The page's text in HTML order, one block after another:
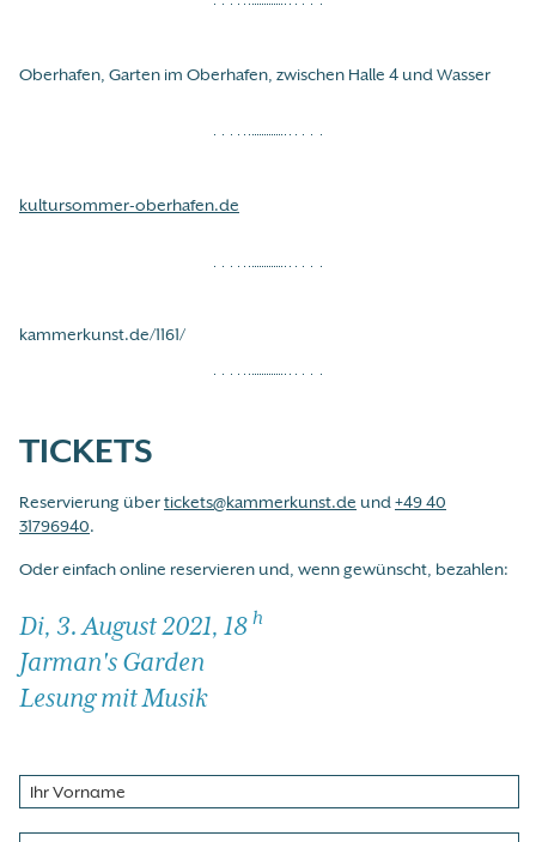
Oberhafen, Garten im Oberhafen, zwischen Halle 4 und Wasser
kultursommer-oberhafen.de
kammerkunst.de/1161/
TICKETS
Reservierung übertickets@kammerkunst.de und +49 40
31796940.
Oder einfach online reservieren und, wenn gewünscht, bezahlen:
Di, 3. August 2021, 18 h
Jarman's Garden
Lesung mit Musik